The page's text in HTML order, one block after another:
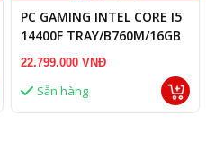
PC GAMING INTEL CORE I5
14400F TRAY/B760M/16GB
RAM/RTX 3060 12GB
22.799.000 VNĐ
Sẵn hàng